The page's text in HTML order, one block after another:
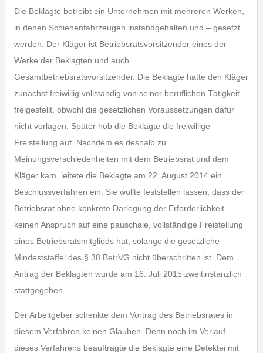
Die Beklagte betreibt ein Unternehmen mit mehreren Werken,
in denen Schienenfahrzeugen instandgehalten und – gesetzt
werden. Der Kläger ist Betriebsratsvorsitzender eines der
Werke der Beklagten und auch
Gesamtbetriebsratsvorsitzender. Die Beklagte hatte den Kläger
zunächst freiwillig vollständig von seiner beruflichen Tätigkeit
freigestellt, obwohl die gesetzlichen Voraussetzungen dafür
nicht vorlagen. Später hob die Beklagte die freiwillige
Freistellung auf. Nachdem es deshalb zu
Meinungsverschiedenheiten mit dem Betriebsrat und dem
Kläger kam, leitete die Beklagte am 22. August 2014 ein
Beschlussverfahren ein. Sie wollte feststellen lassen, dass der
Betriebsrat ohne konkrete Darlegung der Erforderlichkeit
keinen Anspruch auf eine pauschale, vollständige Freistellung
eines Betriebsratsmitglieds hat, solange die gesetzliche
Mindeststaffel des § 38 BetrVG nicht überschritten ist. Dem
Antrag der Beklagten wurde am 16. Juli 2015 zweitinstanzlich
stattgegeben.
Der Arbeitgeber schenkte dem Vortrag des Betriebsrates in
diesem Verfahren keinen Glauben. Denn noch im Verlauf
dieses Verfahrens beauftragte die Beklagte eine Detektei mit